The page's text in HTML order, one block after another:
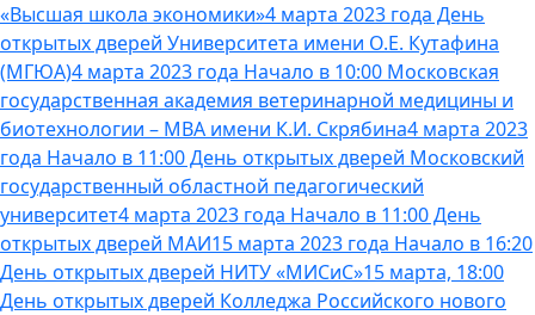
«Высшая школа экономики»4 марта 2023 года День
открытых дверей Университета имени О.Е. Кутафина
(МГЮА)4 марта 2023 года Начало в 10:00 Московская
государственная академия ветеринарной медицины и
биотехнологии – МВА имени К.И. Скрябина4 марта 2023
года Начало в 11:00 День открытых дверей Московский
государственный областной педагогический
университет4 марта 2023 года Начало в 11:00 День
открытых дверей МАИ15 марта 2023 года Начало в 16:20
День открытых дверей НИТУ «МИСиС»15 марта, 18:00
День открытых дверей Колледжа Российского нового